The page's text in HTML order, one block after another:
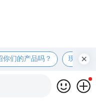
你们的产品吗？ 现在有